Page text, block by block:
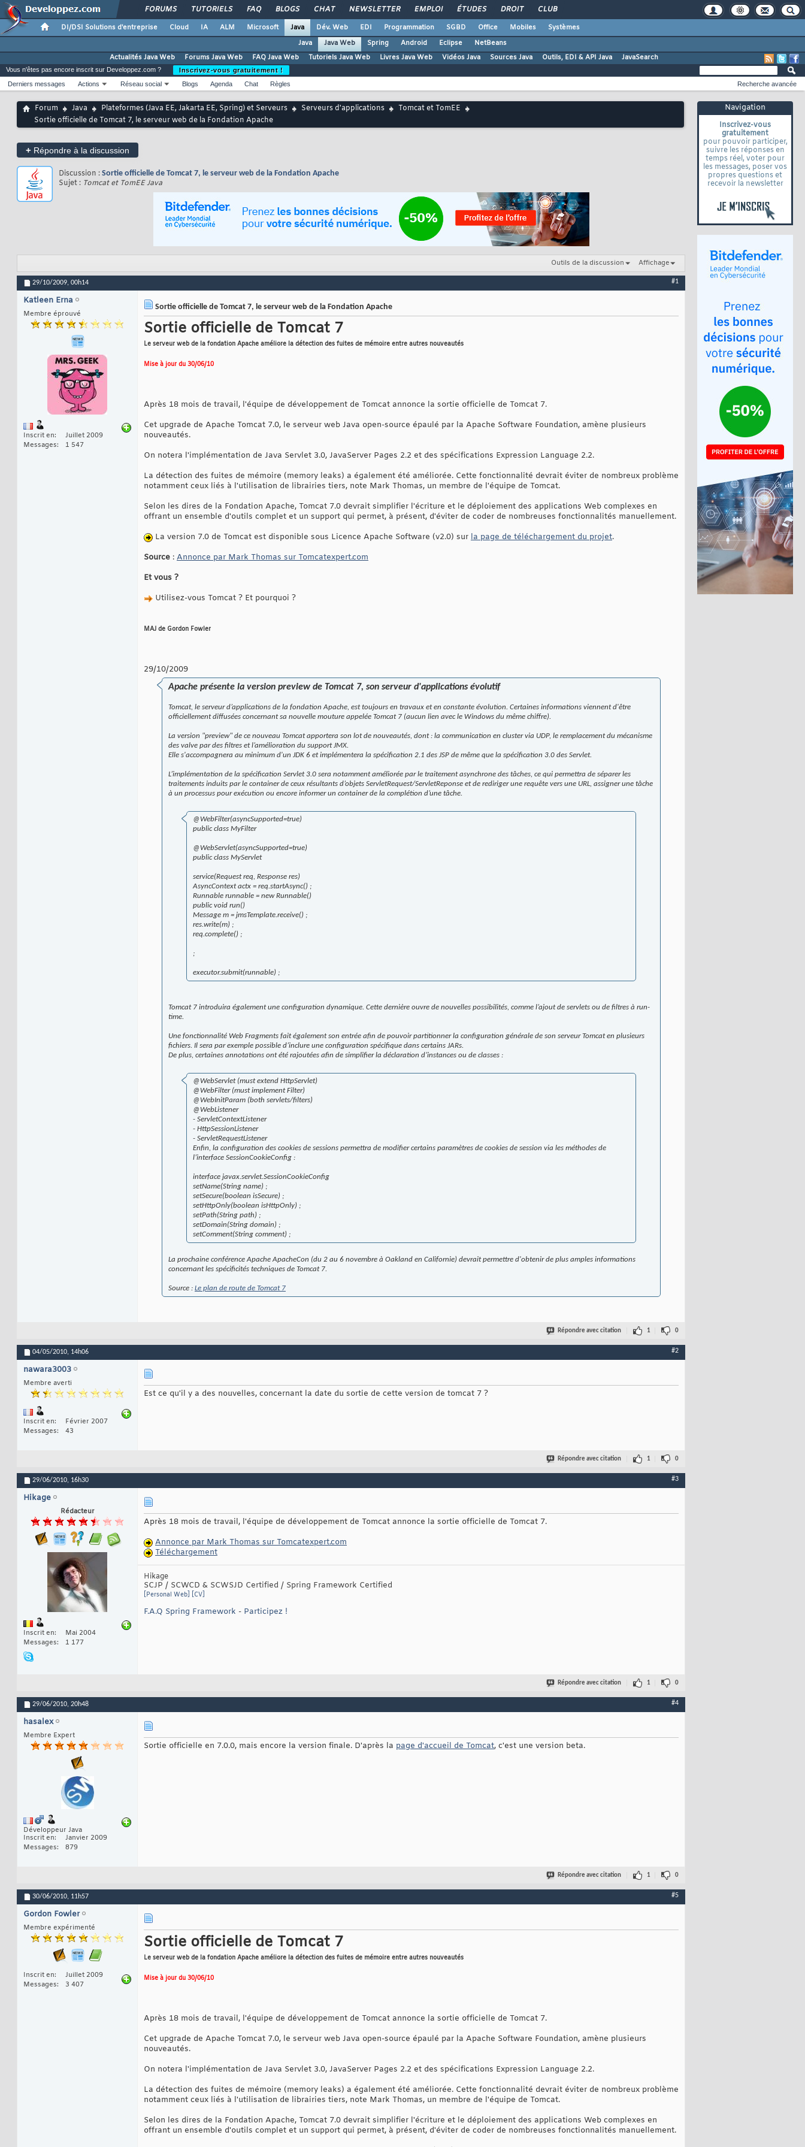
FORUMS TUTORIELS FAQ BLOGS CHAT NEWSLETTER EMPLOI ÉTUDES DROIT CLUB
DI/DSI Solutions d'entreprise Cloud IA ALM Microsoft Java Dév. Web EDI Programmation SGBD Office Mobiles
Systèmes
Java
Java Web Spring Android Eclipse
NetBeans
Actualités Java Web
Forums Java Web FAQ Java Web Tutoriels Java Web Livres Java Web Vidéos Java Sources Java Outils, EDI & API Java JavaSearch
Navigation
Inscrivez-vous
gratuitement
pour pouvoir participer,
suivre les réponses en
temps réel, voter pour
les messages, poser vos
propres questions et
recevoir la newsletter
Vous n'êtes pas encore inscrit sur Developpez.com ?
Inscrivez-vous gratuitement !
Derniers messages
Actions Réseau social Blogs Agenda Chat Règles Recherche avancée
Forum Java Plateformes (Java EE, Jakarta EE, Spring) et Serveurs Serveurs d'applications
Tomcat et TomEE
Sortie officielle de Tomcat 7, le serveur web de la Fondation Apache
+ Répondre à la discussion
Discussion : Sortie officielle de Tomcat 7, le serveur web de la Fondation Apache
Sujet : Tomcat et TomEE Java
Outils de la discussion Affichage
29/10/2009, 00h14 #1
Katleen Erna
Membre éprouvé
Inscrit en
Juillet 2009
Messages
1 547
Sortie officielle de Tomcat 7, le serveur web de la Fondation Apache
Sortie officielle de Tomcat 7
Le serveur web de la fondation Apache améliore la détection des fuites de mémoire entre autres nouveautés
Mise à jour du 30/06/10
Après 18 mois de travail, l'équipe de développement de Tomcat annonce la sortie officielle de Tomcat 7.
Cet upgrade de Apache Tomcat 7.0, le serveur web Java open-source épaulé par la Apache Software Foundation, amène plusieurs
nouveautés.
On notera l'implémentation de Java Servlet 3.0, JavaServer Pages 2.2 et des spécifications Expression Language 2.2.
La détection des fuites de mémoire (memory leaks) a également été améliorée. Cette fonctionnalité devrait éviter de nombreux problème
notamment ceux liés à l'utilisation de librairies tiers, note Mark Thomas, un membre de l'équipe de Tomcat.
Selon les dires de la Fondation Apache, Tomcat 7.0 devrait simplifier l'écriture et le déploiement des applications Web complexes en
offrant un ensemble d'outils complet et un support qui permet, à présent, d'éviter de coder de nombreuses fonctionnalités manuellement.
La version 7.0 de Tomcat est disponible sous Licence Apache Software (v2.0) sur la page de téléchargement du projet.
Source : Annonce par Mark Thomas sur Tomcatexpert.com
Et vous ?
Utilisez-vous Tomcat ? Et pourquoi ?
MAJ de Gordon Fowler
29/10/2009
Apache présente la version preview de Tomcat 7, son serveur d'applications évolutif
Tomcat, le serveur d’applications de la fondation Apache, est toujours en travaux et en constante évolution. Certaines informations viennent d'être
officiellement diffusées concernant sa nouvelle mouture appelée Tomcat 7 (aucun lien avec le Windows du même chiffre).
La version "preview" de ce nouveau Tomcat apportera son lot de nouveautés, dont : la communication en cluster via UDP, le remplacement du mécanisme
des valve par des filtres et l’amélioration du support JMX.
Elle s'accompagnera au minimum d'un JDK 6 et implémentera la spécification 2.1 des JSP de même que la spécification 3.0 des Servlet.
L’implémentation de la spécification Servlet 3.0 sera notamment améliorée par le traitement asynchrone des tâches, ce qui permettra de séparer les
traitements induits par le container de ceux résultants d’objets ServletRequest/ServletReponse et de rediriger une requête vers une URL, assigner une tâche
à un processus pour exécution ou encore informer un container de la complétion d’une tâche.
@WebFilter(asyncSupported=true)
public class MyFilter
@WebServlet(asyncSupported=true)
public class MyServlet
service(Request req, Response res)
AsyncContext actx = req.startAsync() ;
Runnable runnable = new Runnable()
public void run()
Message m = jmsTemplate.receive() ;
res.write(m) ;
req.complete() ;
;
executor.submit(runnable) ;
Tomcat 7 introduira également une configuration dynamique. Cette dernière ouvre de nouvelles possibilités, comme l’ajout de servlets ou de filtres à run-
time.
Une fonctionnalité Web Fragments fait également son entrée afin de pouvoir partitionner la configuration générale de son serveur Tomcat en plusieurs
fichiers. Il sera par exemple possible d’inclure une configuration spécifique dans certains JARs.
De plus, certaines annotations ont été rajoutées afin de simplifier la déclaration d’instances ou de classes :
@WebServlet (must extend HttpServlet)
@WebFilter (must implement Filter)
@WebInitParam (both servlets/filters)
@WebListener
- ServletContextListener
- HttpSessionListener
- ServletRequestListener
Enfin, la configuration des cookies de sessions permettra de modifier certains paramètres de cookies de session via les méthodes de
l’interface SessionCookieConfig :
interface javax.servlet.SessionCookieConfig
setName(String name) ;
setSecure(boolean isSecure) ;
setHttpOnly(boolean isHttpOnly) ;
setPath(String path) ;
setDomain(String domain) ;
setComment(String comment) ;
La prochaine conférence Apache ApacheCon (du 2 au 6 novembre à Oakland en Californie) devrait permettre d'obtenir de plus amples informations
concernant les spécificités techniques de Tomcat 7.
Source : Le plan de route de Tomcat 7
Répondre avec citation 1 0
04/05/2010, 14h06 #2
nawara3003
Membre averti
Inscrit en
Février 2007
Messages
43
Est ce qu'il y a des nouvelles, concernant la date du sortie de cette version de tomcat 7 ?
Répondre avec citation 1 0
29/06/2010, 16h30 #3
Hikage
Rédacteur
Inscrit en
Mai 2004
Messages
1 177
Après 18 mois de travail, l'équipe de développement de Tomcat annonce la sortie officielle de Tomcat 7.
Annonce par Mark Thomas sur Tomcatexpert.com
Téléchargement
Hikage
SCJP / SCWCD & SCWSJD Certified / Spring Framework Certified
[Personal Web] [CV]
F.A.Q Spring Framework - Participez !
Répondre avec citation 1 0
29/06/2010, 20h48 #4
hasalex
Membre Expert
Développeur Java
Inscrit en
Janvier 2009
Messages
879
Sortie officielle en 7.0.0, mais encore la version finale. D'après la page d'accueil de Tomcat, c'est une version beta.
Répondre avec citation 1 0
30/06/2010, 11h57 #5
Gordon Fowler
Membre expérimenté
Inscrit en
Juillet 2009
Messages
3 407
Sortie officielle de Tomcat 7
Le serveur web de la fondation Apache améliore la détection des fuites de mémoire entre autres nouveautés
Mise à jour du 30/06/10
Après 18 mois de travail, l'équipe de développement de Tomcat annonce la sortie officielle de Tomcat 7.
Cet upgrade de Apache Tomcat 7.0, le serveur web Java open-source épaulé par la Apache Software Foundation, amène plusieurs
nouveautés.
On notera l'implémentation de Java Servlet 3.0, JavaServer Pages 2.2 et des spécifications Expression Language 2.2.
La détection des fuites de mémoire (memory leaks) a également été améliorée. Cette fonctionnalité devrait éviter de nombreux problème
notamment ceux liés à l'utilisation de librairies tiers, note Mark Thomas, un membre de l'équipe de Tomcat.
Selon les dires de la Fondation Apache, Tomcat 7.0 devrait simplifier l'écriture et le déploiement des applications Web complexes en
offrant un ensemble d'outils complet et un support qui permet, à présent, d'éviter de coder de nombreuses fonctionnalités manuellement.